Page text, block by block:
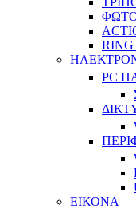
RING
PC
ΕΙΚΟΝΑ